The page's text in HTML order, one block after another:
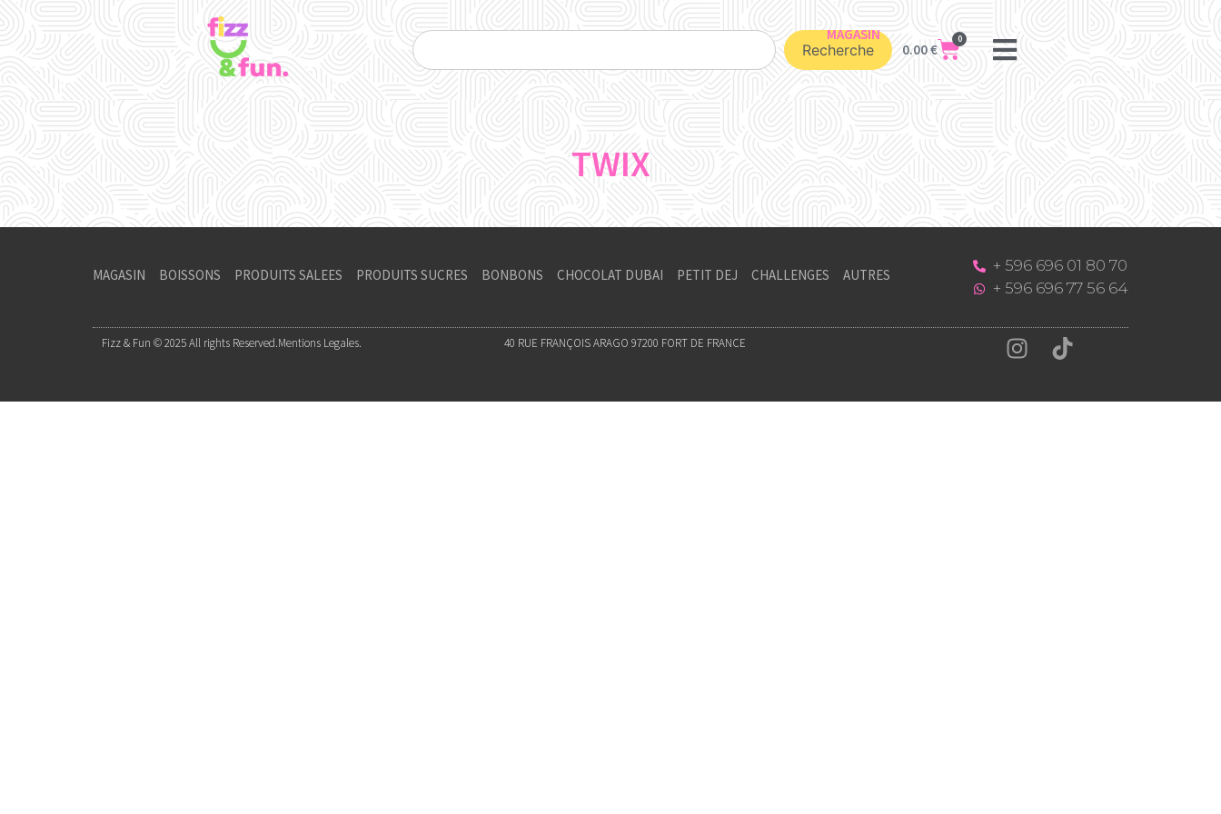
Recherche
MAGASIN
0.00€
0
TWIX
MAGASIN BOISSONS PRODUITS SALEES PRODUITS SUCRES BONBONS CHOCOLAT DUBAI PETIT DEJ CHALLENGES AUTRES
+ 596 696 01 80 70
+ 596 696 77 56 64
Fizz & Fun © 2025 All rights Reserved.Mentions Legales. 40 RUE FRANÇOIS ARAGO 97200 FORT DE FRANCE